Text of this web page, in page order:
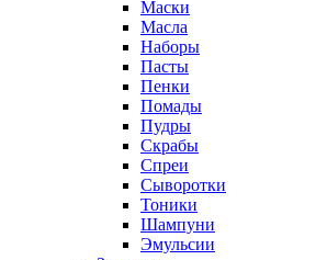
Маски
Масла
Наборы
Пасты
Пенки
Помады
Пудры
Скрабы
Спреи
Сыворотки
Тоники
Шампуни
Эмульсии